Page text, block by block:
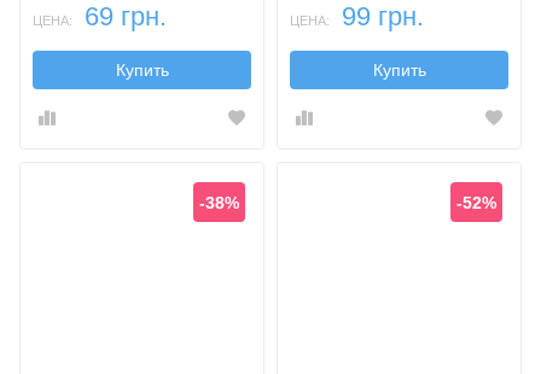
ЦЕНА: 69 грн.
Купить
ЦЕНА: 99 грн.
Купить
-38% -52%